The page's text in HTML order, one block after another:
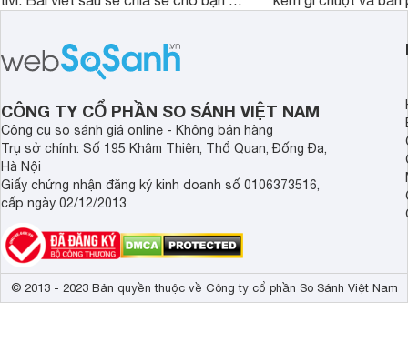
rẻ nên dùng 2024.
lại trải nghiệm chơi
thật sự thoải mái.
180 độ sau nếu bạn
ghế chơi game.
CÔNG TY CỔ PHẦN SO SÁNH VIỆT NAM
Công cụ so sánh giá online - Không bán hàng
Trụ sở chính: Số 195 Khâm Thiên, Thổ Quan, Đống Đa,
Hà Nội
Giấy chứng nhận đăng ký kinh doanh số 0106373516,
cấp ngày 02/12/2013
© 2013 - 2023 Bản quyền thuộc về Công ty cổ phần So Sánh Việt Nam